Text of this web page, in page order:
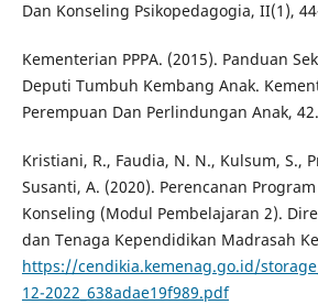
Dan Konseling Psikopedagogia, II(1),
Kementerian PPPA. (2015). Panduan
Deputi Tumbuh Kembang Anak.
Perempuan Dan Perlindungan Anak, 42.
Kristiani, R., Faudia, N. N., Kulsum, S.,
Susanti, A. (2020). Perencanan
Konseling (Modul Pembelajaran 2).
dan Tenaga Kependidikan Madrasah
https://cendikia.kemenag.go.id/
12-2022_638adae19f989.pdf